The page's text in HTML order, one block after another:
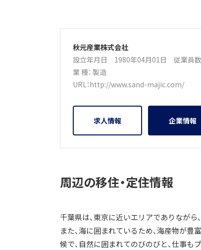
秋元産業株式会社
設立年月日 1980年04月01日 従業員
業 種： 製造
URL：http://www.sand-majic.com/
求人情報 企業情報
周辺の移住・定住情報
千葉県は、東京に近いエリアでありながら
また、海に囲まれているため、海産物が豊
候で、自然に囲まれてのびのびと、仕事